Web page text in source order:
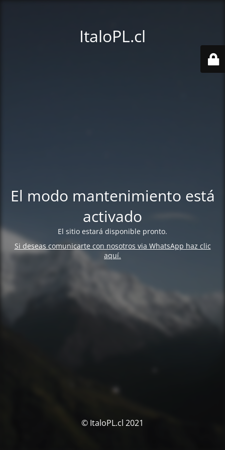
ItaloPL.cl
El modo mantenimiento está
activado
El sitio estará disponible pronto.
Si deseas comunicarte con nosotros via WhatsApp haz clic
aquí.
© ItaloPL.cl 2021